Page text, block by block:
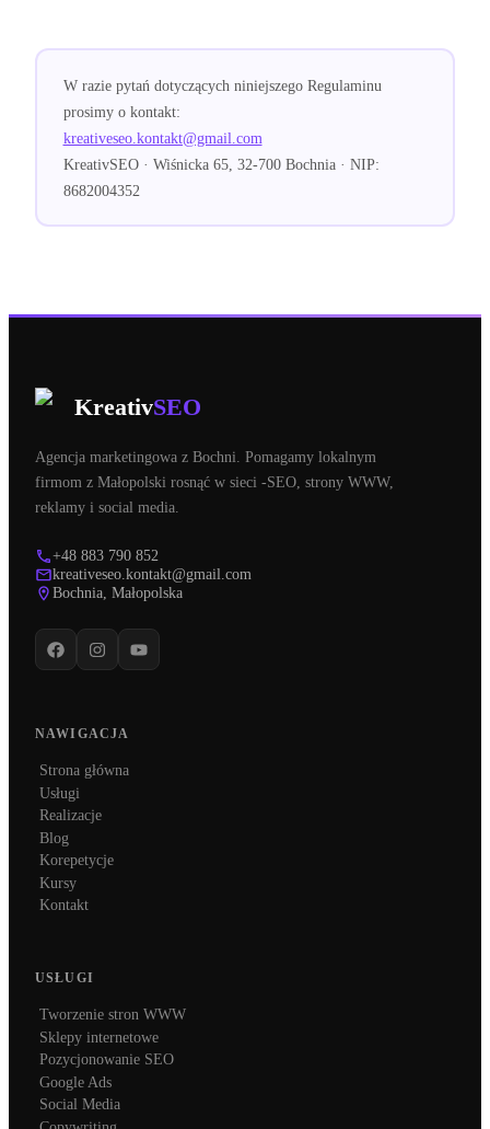
W razie pytań dotyczących niniejszego Regulaminu
prosimy o kontakt:
kreativeseo.kontakt@gmail.com
KreativSEO · Wiśnicka 65, 32-700 Bochnia · NIP:
8682004352
KreativSEO
Agencja marketingowa z Bochni. Pomagamy lokalnym
firmom z Małopolski rosnąć w sieci -SEO, strony WWW,
reklamy i social media.
+48 883 790 852
kreativeseo.kontakt@gmail.com
Bochnia, Małopolska
NAWIGACJA
Strona główna
Usługi
Realizacje
Blog
Korepetycje
Kursy
Kontakt
USŁUGI
Tworzenie stron WWW
Sklepy internetowe
Pozycjonowanie SEO
Google Ads
Social Media